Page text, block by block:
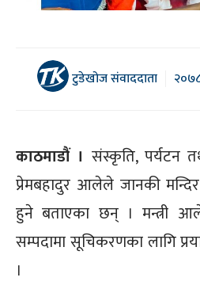
टुडेखोज संवाददाता
काठमाडौं । संस्कृति, पर्यटन
प्रेमबहादुर आलेले जानकी
हुने बताएका छन् । मन्त्री
सम्पदामा सूचिकरणका लागि
।